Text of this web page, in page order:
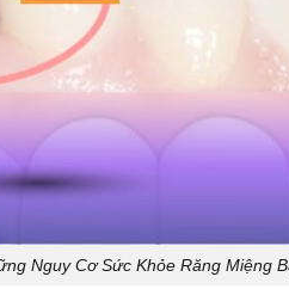
Nguy Cơ Sức Khỏe Răng Miệng